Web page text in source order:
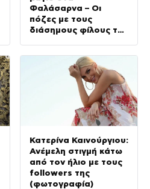
Φαλάσαρνα – Οι
πόζες με τους
διάσημους φίλους της
Κατερίνα Καινούργιου:
Ανέμελη στιγμή κάτω
από τον ήλιο με τους
followers της
(φωτογραφία)